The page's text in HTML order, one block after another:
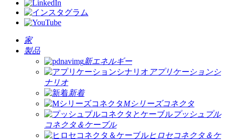
家
製品
新エネルギー
アプリケーションシ
ナリオ
新着
Mシリーズコネクタ
プッシュプル
コネクタ＆ケーブル
ヒロセコネクタ＆ケ